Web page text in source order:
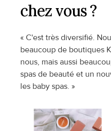
chez vous ?
« C'est très diversifié.
beaucoup de boutiques
nous, mais aussi
spas de beauté et un
les baby spas. »